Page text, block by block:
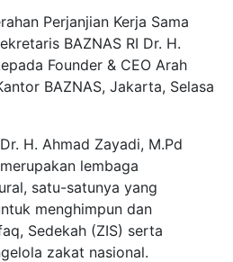
Perjanjian Kerja Sama
BAZNAS RI Dr. H.
Founder & CEO Arah
BAZNAS, Jakarta, Selasa
H. Ahmad Zayadi, M.Pd
lembaga
satu-satunya yang
menghimpun dan
Sedekah (ZIS) serta
zakat nasional.